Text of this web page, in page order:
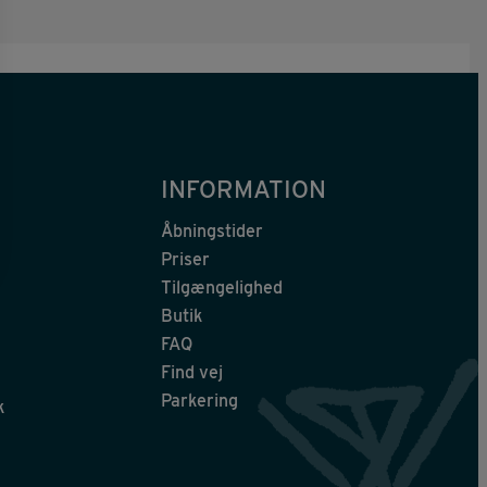
INFORMATION
Åbningstider
Priser
Tilgængelighed
Butik
FAQ
Find vej
Parkering